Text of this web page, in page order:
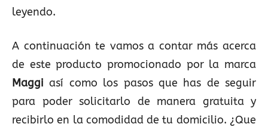
leyendo.
A continuación te vamos a contar más acerca
de este producto promocionado por la marca
Maggi así como los pasos que has de seguir
para poder solicitarlo de manera gratuita y
recibirlo en la comodidad de tu domicilio. ¿Que